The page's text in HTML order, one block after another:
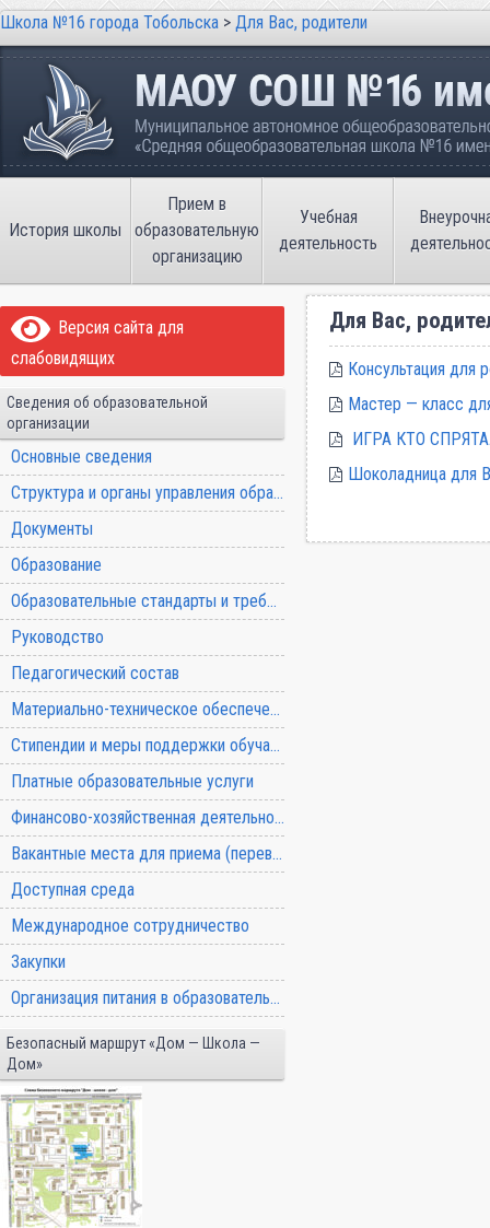
Школа №16 города Тобольска > Для Вас, родители
Школа №16 города Тобольска
Муниципальное автономное
имени В.П. Неймышева
История школы
Прием в
образовательную
организацию
Учебная
деятельность
Версия сайта для
слабовидящих
Сведения об образовательной
организации
Основные сведения
Структура и органы управления образовательной организацией
Документы
Образование
Образовательные стандарты и требования
Руководство
Педагогический состав
Материально-техническое обеспечение и оснащенность образовательного процесса
Стипендии и меры поддержки обучающихся
Платные образовательные услуги
Финансово-хозяйственная деятельность
Вакантные места для приема (перевода) обучающихся
Доступная среда
Международное сотрудничество
Закупки
Организация питания в образовательной организации
Безопасный маршрут «Дом — Школа —
Дом»
Для Вас,
Консультация для
Мастер — класс
ИГРА КТО
Шоколадница для